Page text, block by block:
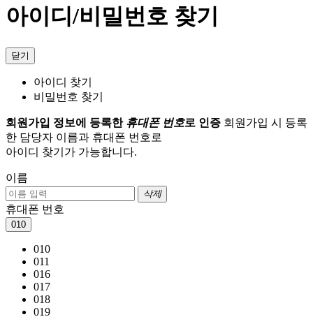
아이디/비밀번호 찾기
닫기
아이디 찾기
비밀번호 찾기
회원가입 정보에 등록한 휴대폰 번호로 인증 회원가입 시 등록
한 담당자 이름과 휴대폰 번호로
아이디 찾기가 가능합니다.
이름
삭제
휴대폰 번호
010
010
011
016
017
018
019